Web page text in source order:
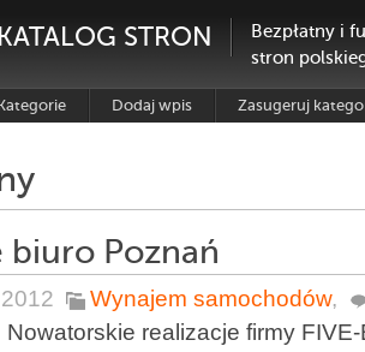
STRON
Bezpłatny i
stron
Dodaj wpis Zasugeruj
biuro Poznań
Wynajem samochodów,
Nowatorskie realizacje firmy